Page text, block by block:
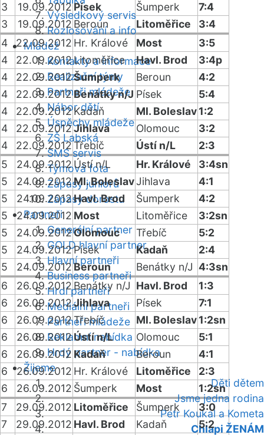
Výsledkový servis
Rozlosování a info
Mládež
Kontakty a informace
Realizační týmy
Partneři mládeže
Nábor dětí
Úspěchy mládeže
ZŠ Labská
SMS servis
Týmová fota
Zápasy juniorů
Zápasy dorostu
Partneři
Generální partner
GOLD hlavní partner
Hlavní partneři
Business partneři
Hrdí partneři
Mediální partneři
Partneři mládeže
Reklamní nabídka
Hrdý partner - nabídka
Žijeme
Děti dětem
Jsme jedna rodina
Petr Koukal a Kometa
Chlapi ŽENÁM
3
19.09.2012 Písek Šumperk
7:4
3
19.09.2012 Beroun Litoměřice
3:4
4
22.09.2012 Hr. Králové Most
3:5
4
22.09.2012Litoměřice Havl. Brod
3:4p
4
22.09.2012Šumperk Beroun
4:2
4
22.09.2012Benátky n/J Písek
5:4
4
22.09.2012Kadaň Ml. Boleslav1:2
4
22.09.2012Jihlava Olomouc
3:2
4
22.09.2012Třebíč Ústí n/L
2:3
5
24.09.2012Ústí n/L Hr. Králové
3:4sn
5
24.09.2012Ml. BoleslavJihlava
4:1
5
24.09.2012Havl. Brod Šumperk
4:2
5
24.09.2012 Most Litoměřice
3:2sn
5
24.09.2012Olomouc Třebíč
5:2
5
24.09.2012Písek Kadaň
2:4
5
24.09.2012Beroun Benátky n/J 4:3sn
6
26.09.2012 Benátky n/J Havl. Brod
1:3
6
26.09.2012Jihlava Písek
7:1
6
26.09.2012Třebíč Ml. Boleslav1:2sn
6
26.09.2012Ústí n/L Olomouc
5:1
6
26.09.2012 Kadaň Beroun
4:1
6
26.09.2012 Hr. Králové Litoměřice
2:3
6
26.09.2012 Šumperk Most
1:2sn
7
29.09.2012 Litoměřice Šumperk
3:0
7
29.09.2012 Havl. Brod Kadaň
5:2